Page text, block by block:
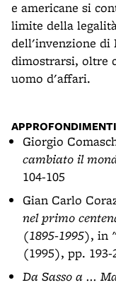
e americane si
limite della
dell'invenzione di
dimostrarsi, oltre
uomo d'affari.
APPROFONDIMENTI
Giorgio
cambiato il
104-105
Gian Carlo
nel primo
(1895-1995), in
(1995), pp. 193-
Da Sasso a ...